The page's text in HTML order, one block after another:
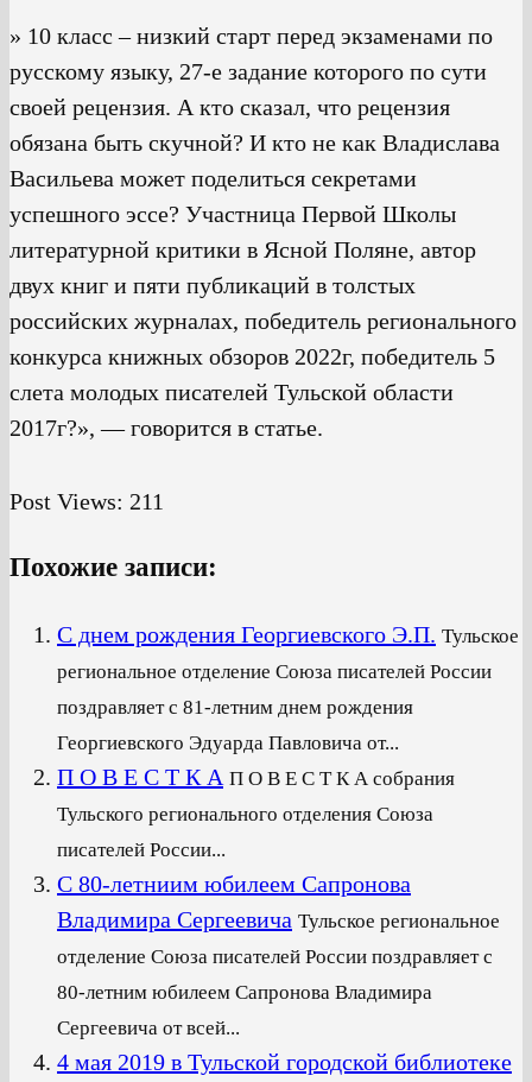
» 10 класс – низкий старт перед экзаменами по
русскому языку, 27-е задание которого по сути
своей рецензия. А кто сказал, что рецензия
обязана быть скучной? И кто не как Владислава
Васильева может поделиться секретами
успешного эссе? Участница Первой Школы
литературной критики в Ясной Поляне, автор
двух книг и пяти публикаций в толстых
российских журналах, победитель регионального
конкурса книжных обзоров 2022г, победитель 5
слета молодых писателей Тульской области
2017г?», — говорится в статье.
Post Views: 211
Похожие записи:
С днем рождения Георгиевского Э.П. Тульское
региональное отделение Союза писателей России
поздравляет с 81-летним днем рождения
Георгиевского Эдуарда Павловича от...
П О В Е С Т К А П О В Е С Т К А собрания
Тульского регионального отделения Союза
писателей России...
С 80-летниим юбилеем Сапронова
Владимира Сергеевича Тульское региональное
отделение Союза писателей России поздравляет с
80-летним юбилеем Сапронова Владимира
Сергеевича от всей...
4 мая 2019 в Тульской городской библиотеке